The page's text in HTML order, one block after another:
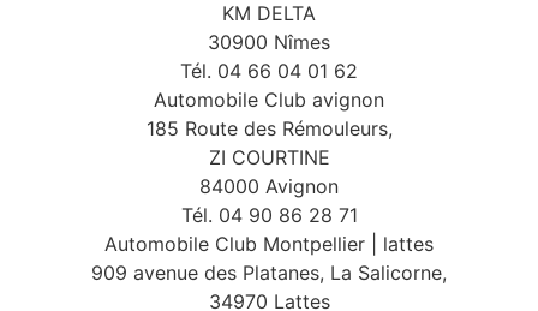
KM DELTA
30900 Nîmes
Tél. 04 66 04 01 62
Automobile Club avignon
185 Route des Rémouleurs,
ZI COURTINE
84000 Avignon
Tél. 04 90 86 28 71
Automobile Club Montpellier | lattes
909 avenue des Platanes, La Salicorne,
34970 Lattes